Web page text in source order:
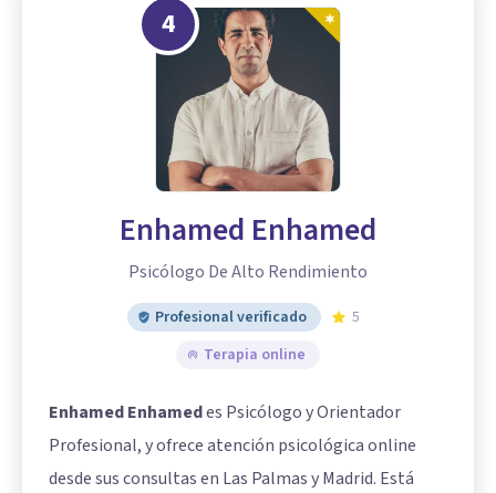
4
Enhamed Enhamed
Psicólogo De Alto Rendimiento
Profesional verificado
5
Terapia online
Enhamed Enhamedes Psicólogo y Orientador
Profesional, y ofrece atención psicológica online
desde sus consultas en Las Palmas y Madrid. Está